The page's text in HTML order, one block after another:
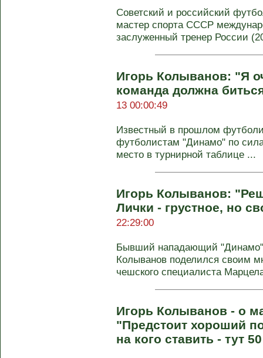
Советский и российский
мастер спорта СССР
заслуженный тренер России
Игорь Колыванов: "Я
команда должна
13 00:00:49
Известный в прошлом
футболистам "Динамо" по
место в турнирной таблице ...
Игорь Колыванов:
Лички - грустное, но
22:29:00
Бывший нападающий
Колыванов поделился своим
чешского специалиста
Игорь Колыванов - о
"Предстоит хороший
на кого ставить - тут